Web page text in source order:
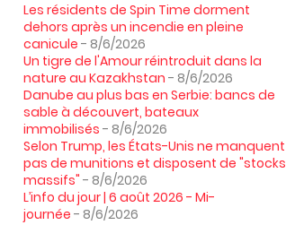
Les résidents de Spin Time dorment
dehors après un incendie en pleine
canicule - 8/6/2026
Un tigre de l'Amour réintroduit dans la
nature au Kazakhstan - 8/6/2026
Danube au plus bas en Serbie: bancs de
sable à découvert, bateaux
immobilisés - 8/6/2026
Selon Trump, les États-Unis ne manquent
pas de munitions et disposent de "stocks
massifs" - 8/6/2026
L’info du jour | 6 août 2026 - Mi-
journée - 8/6/2026